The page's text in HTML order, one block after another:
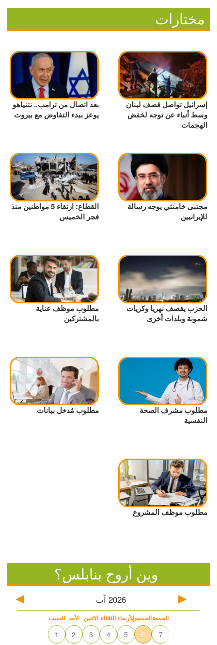
مختارات
إسرائيل تواصل قصف لبنان
وسط أنباء عن توجه لخفض
الهجمات
بعد اتصال من ترامب.. نتنياهو
يوعز ببدء التفاوض مع بيروت
مجتبى خامنئي يوجه رسالة
للإيرانيين
القطاع: ارتقاء 5 مواطنين منذ
فجر الخميس
الحزب يقصف نهريا وكريات
شمونة وبلدات أخرى
مطلوب موظف عناية
بالمشتركين
مطلوب مشرف الصحة
النفسية
مطلوب مُدخل بيانات
مطلوب موظف المشروع
وين أروح بنابلس؟
2026 آب
السبت الأحد الاثنين الثلاثاء الأربعاءالخميسالجمعة
1 2 3 4 5 6 7